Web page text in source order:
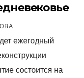
ежегодный
состоится на